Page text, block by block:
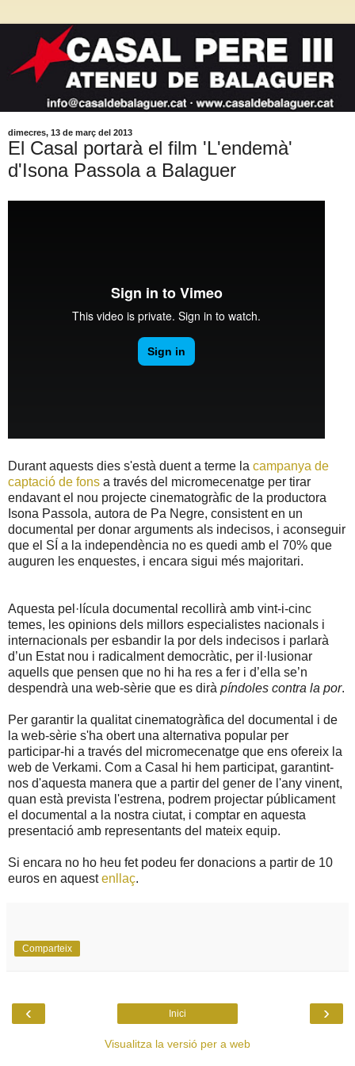
dimecres, 13 de març del 2013
El Casal portarà el film 'L'endemà'
d'Isona Passola a Balaguer
Durant aquests dies s'està duent a terme la campanya de
captació de fons a través del micromecenatge per tirar
endavant el nou projecte cinematogràfic de la productora
Isona Passola, autora de Pa Negre, consistent en un
documental per donar arguments als indecisos, i aconseguir
que el SÍ a la independència no es quedi amb el 70% que
auguren les enquestes, i encara sigui més majoritari.
Aquesta pel·lícula documental recollirà amb vint-i-cinc
temes, les opinions dels millors especialistes nacionals i
internacionals per esbandir la por dels indecisos i parlarà
d’un Estat nou i radicalment democràtic, per il·lusionar
aquells que pensen que no hi ha res a fer i d’ella se’n
despendrà una web-sèrie que es dirà píndoles contra la por.
Per garantir la qualitat cinematogràfica del documental i de
la web-sèrie s'ha obert una alternativa popular per
participar-hi a través del micromecenatge que ens ofereix la
web de Verkami. Com a Casal hi hem participat, garantint-
nos d'aquesta manera que a partir del gener de l'any vinent,
quan està prevista l'estrena, podrem projectar públicament
el documental a la nostra ciutat, i comptar en aquesta
presentació amb representants del mateix equip.
Si encara no ho heu fet podeu fer donacions a partir de 10
euros en aquestenllaç.
Comparteix
‹ ›
Inici
Visualitza la versió per a web